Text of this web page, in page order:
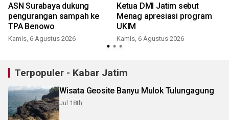
ASN Surabaya dukung
pengurangan sampah ke
TPA Benowo
Kamis, 6 Agustus 2026
Ketua DMI Jatim sebut
Menag apresiasi program
UKIM
Kamis, 6 Agustus 2026
Terpopuler - Kabar Jatim
Wisata Geosite Banyu Mulok Tulungagung
Jul 18th